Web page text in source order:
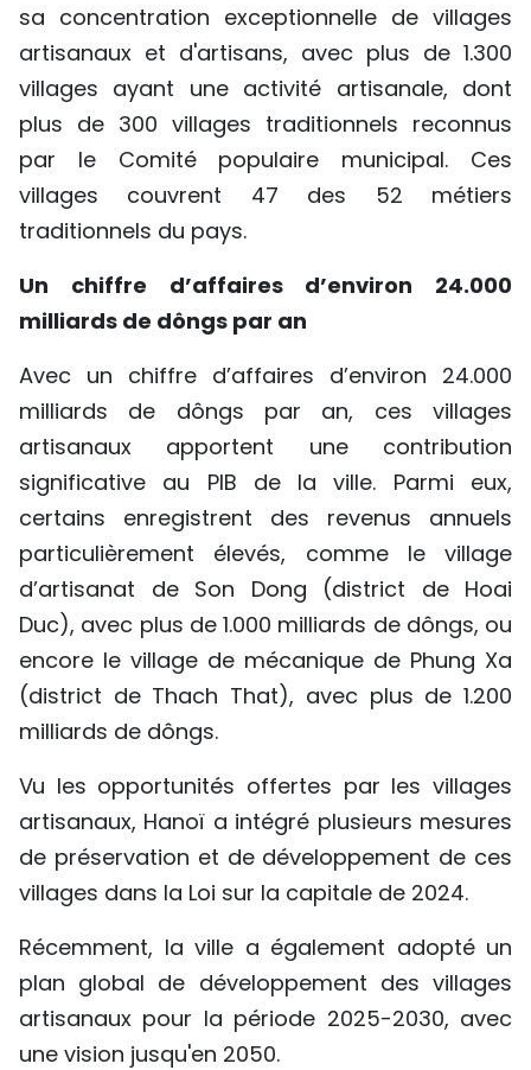
À PROPOS DU "PEUPLE"
TIẾNG VIỆT
ENGLISH
中文
РУССКИЙ
ESPAÑOL
sa concentration exceptionnelle de villages
artisanaux et d'artisans, avec plus de 1.300
villages ayant une activité artisanale, dont
plus de 300 villages traditionnels reconnus
par le Comité populaire municipal. Ces
villages couvrent 47 des 52 métiers
traditionnels du pays.
Un chiffre d’affaires d’environ 24.000
milliards de dôngs par an
Avec un chiffre d’affaires d’environ 24.000
milliards de dôngs par an, ces villages
artisanaux apportent une contribution
significative au PIB de la ville. Parmi eux,
certains enregistrent des revenus annuels
particulièrement élevés, comme le village
d’artisanat de Son Dong (district de Hoai
Duc), avec plus de 1.000 milliards de dôngs, ou
encore le village de mécanique de Phung Xa
(district de Thach That), avec plus de 1.200
milliards de dôngs.
Vu les opportunités offertes par les villages
artisanaux, Hanoï a intégré plusieurs mesures
de préservation et de développement de ces
villages dans la Loi sur la capitale de 2024.
Récemment, la ville a également adopté un
plan global de développement des villages
artisanaux pour la période 2025-2030, avec
une vision jusqu'en 2050.